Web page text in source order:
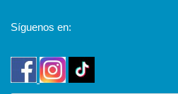
Síguenos en: